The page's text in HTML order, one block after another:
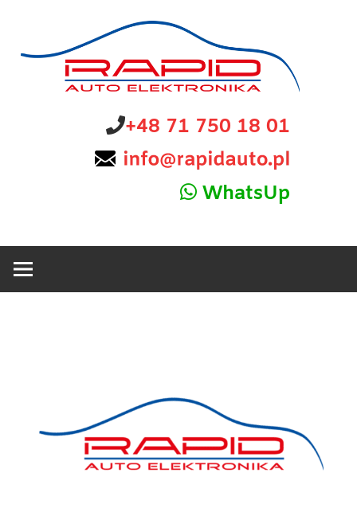
content
Rapid
Auto
+48 71 750 18 01
WhatsUp